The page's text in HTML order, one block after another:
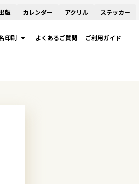
版 カレンダー アクリル ステッカー
印刷 よくあるご質問 ご利用ガイド